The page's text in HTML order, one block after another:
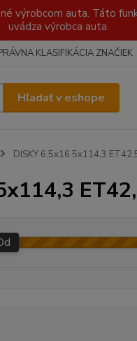
výrobcom auta. Táto
uvádza výrobca auta.
KLASIFIKÁCIA ZNAČIEK
Hľadať v eshope
DISKY 6,5x16 5x114,3